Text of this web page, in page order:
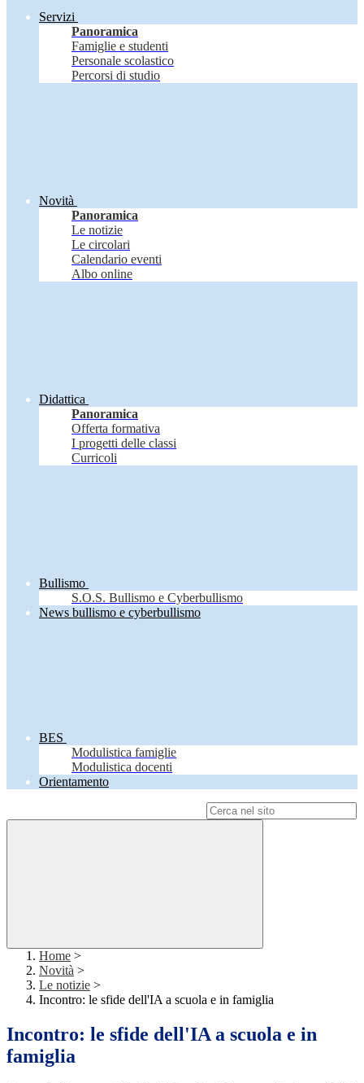
Servizi
Panoramica
Famiglie e studenti
Personale scolastico
Percorsi di studio
Novità
Panoramica
Le notizie
Le circolari
Calendario eventi
Albo online
Didattica
Panoramica
Offerta formativa
I progetti delle classi
Curricoli
Bullismo
S.O.S. Bullismo e Cyberbullismo
News bullismo e cyberbullismo
BES
Modulistica famiglie
Modulistica docenti
Orientamento
Home >
Novità >
Le notizie >
Incontro: le sfide dell'IA a scuola e in famiglia
Incontro: le sfide dell'IA a scuola e in
famiglia